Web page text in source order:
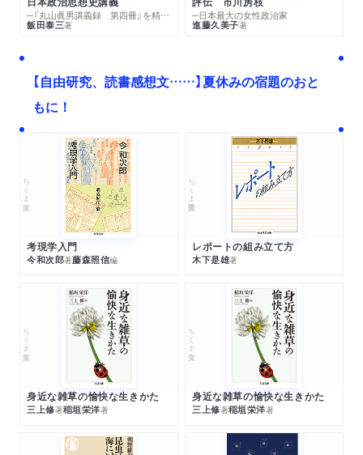
─『丸山眞男講義録 第四冊』を精読する
飯田泰三著
─日本最大の女性政治家
進藤久美子著
【自由研究、読書感想文……】夏休みの宿題のおと
もに！
ちくま文庫
考現学入門
今和次郎著藤森照信編
ちくま学芸文庫
レポートの組み立て方
木下是雄著
ちくま文庫
身近な雑草の愉快な生きかた
三上修著稲垣栄洋著
ちくま文庫
身近な雑草の愉快な生きかた
三上修著稲垣栄洋著